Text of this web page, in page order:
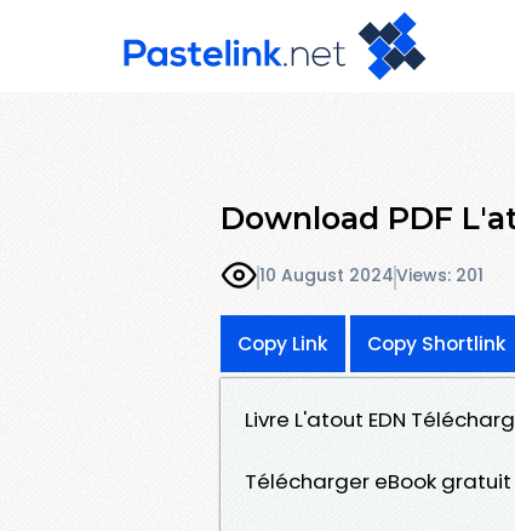
Download PDF
10 August 2024Views: 201
Copy Link Copy Shortlink
Livre L'atout EDN
Télécharger eBook